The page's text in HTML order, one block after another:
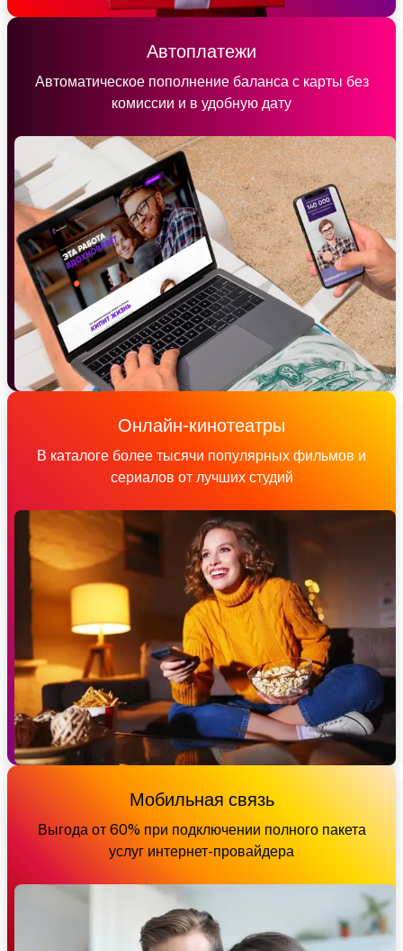
Автоплатежи
Автоматическое пополнение баланса с карты без
комиссии и в удобную дату
Онлайн-кинотеатры
В каталоге более тысячи популярных фильмов и
сериалов от лучших студий
Мобильная связь
Выгода от 60% при подключении полного пакета
услуг интернет-провайдера